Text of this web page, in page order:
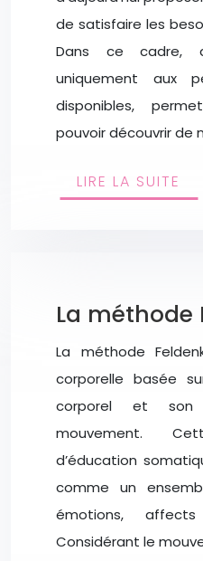
de satisfaire les
Dans ce cadre,
uniquement aux
disponibles,
pouvoir découvrir de
LIRE LA SUITE
La méthode
La méthode
corporelle basée
corporel et son
mouvement.
d’éducation
comme un
émotions,
Considérant le